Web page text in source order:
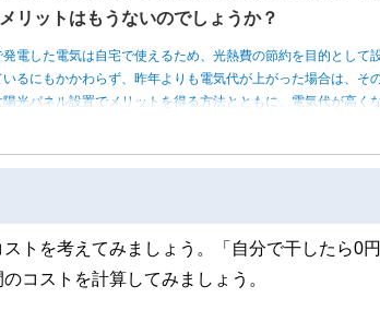
リットはもうないのでしょうか？
発電した電気は自宅で使えるため、光熱費の節約を目的とし
いるにもかかわらず、昨年よりも電気代が上がった場合は、そ
光パネル設置でメリットを得る方法とともに、電気代が高く
トを考えてみましょう。「自分で干したら0
コストを計算してみましょう。